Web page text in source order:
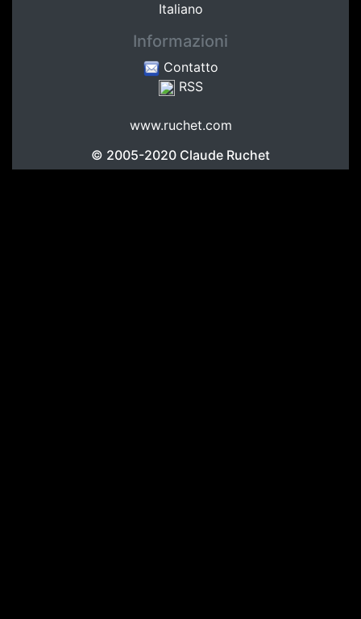
Italiano
Informazioni
Contatto
RSS
www.ruchet.com
© 2005-2020 Claude Ruchet